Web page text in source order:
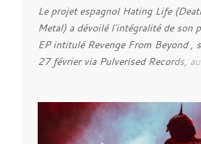
Le projet espagnol Hating Life
Metal) a dévoilé l'intégralité de son
EP intitulé Revenge From Beyond ,
27 février via Pulverised Records,
et mixé par Santi et l'artwork a été
par Luxi Lahtinen. Tracklist: 01.